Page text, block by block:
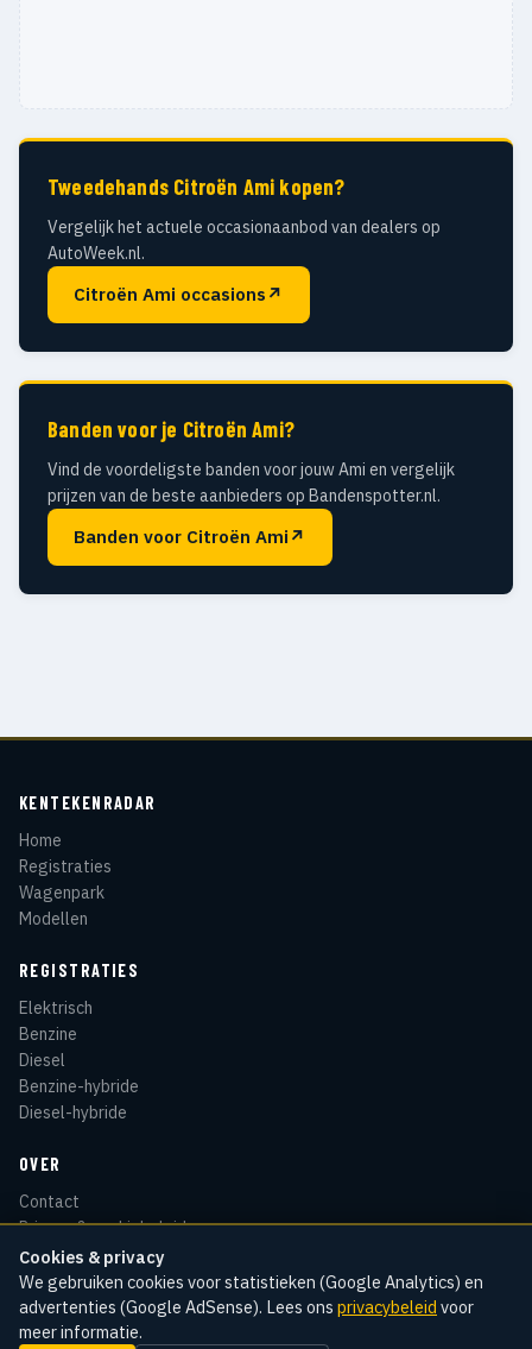
Cookies & privacy
We gebruiken cookies voor statistieken (Google Analytics) en
advertenties (Google AdSense). Lees ons privacybeleid voor
meer informatie.
Tweedehands Citroën Ami kopen?
Vergelijk het actuele occasionaanbod van dealers op
AutoWeek.nl.
Citroën Ami occasions ↗
Banden voor je Citroën Ami?
Vind de voordeligste banden voor jouw Ami en vergelijk
prijzen van de beste aanbieders op Bandenspotter.nl.
Banden voor Citroën Ami ↗
KENTEKENRADAR
Home
Registraties
Wagenpark
Modellen
REGISTRATIES
Elektrisch
Benzine
Diesel
Benzine-hybride
Diesel-hybride
OVER
Contact
Privacy & cookiebeleid
Disclaimer
Sitemap